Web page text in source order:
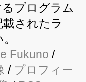
プログラム
されたラ
Fukuno /
/ プロフィー